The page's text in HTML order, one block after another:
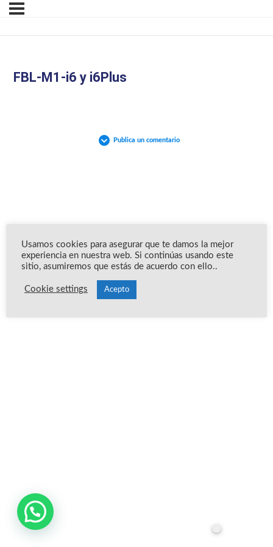
FBL-M1-i6 y i6Plus
Publica un comentario
Usamos cookies para asegurar que te damos la mejor
experiencia en nuestra web. Si continúas usando este
sitio, asumiremos que estás de acuerdo con ello..
Cookie settings Acepto